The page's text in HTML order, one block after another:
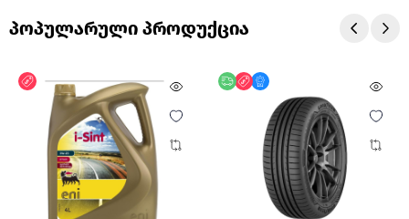
პოპულარული პროდუქცია
ფასდაკლება უფასო მიწოდება
ფასდაკლება